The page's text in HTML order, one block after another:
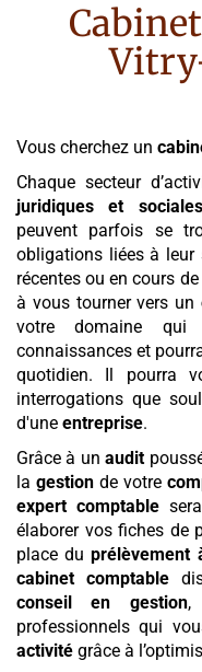
Vous cherchez un
Chaque secteur
juridiques et sociales
peuvent parfois se
obligations liées à
récentes ou en cours
à vous tourner vers un
votre domaine
connaissances et
quotidien. Il pourra
interrogations que
d'une entreprise.
Grâce à unaudit
la gestionde votre
expert comptablesera
élaborer vos fiches de
place duprélèvement
cabinet comptable
conseil en gestion,
professionnels qui
activité grâce à